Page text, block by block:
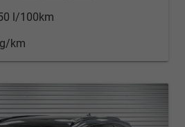
l/100km
km